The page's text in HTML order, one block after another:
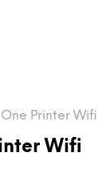
Printer Wifi
Wifi